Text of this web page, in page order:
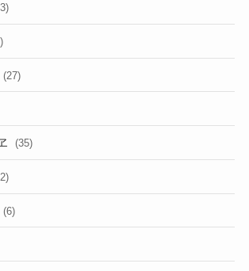
(27)
(35)
(6)